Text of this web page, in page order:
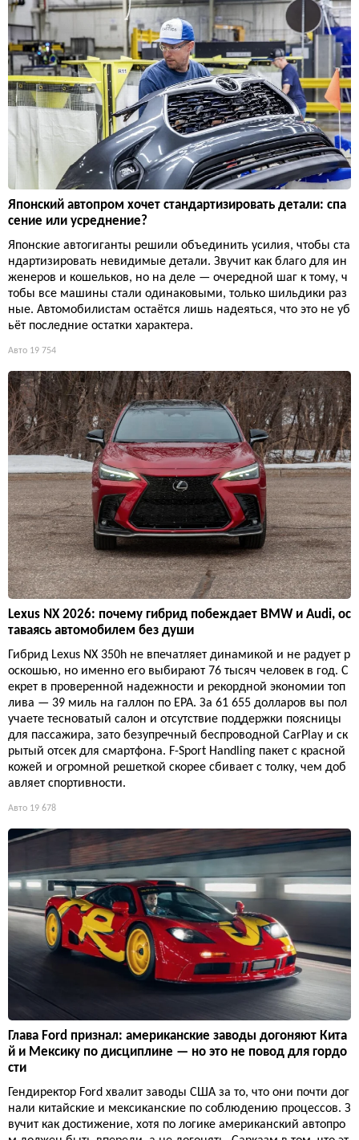
Японский автопром хочет стандартизировать детали: спа
сение или усреднение?
Японские автогиганты решили объединить усилия, чтобы ста
ндартизировать невидимые детали. Звучит как благо для ин
женеров и кошельков, но на деле — очередной шаг к тому, ч
тобы все машины стали одинаковыми, только шильдики раз
ные. Автомобилистам остаётся лишь надеяться, что это не уб
ьёт последние остатки характера.
Авто 19 754
Lexus NX 2026: почему гибрид побеждает BMW и Audi, ос
таваясь автомобилем без души
Гибрид Lexus NX 350h не впечатляет динамикой и не радует р
оскошью, но именно его выбирают 76 тысяч человек в год. С
екрет в проверенной надежности и рекордной экономии топ
лива — 39 миль на галлон по EPA. За 61 655 долларов вы пол
учаете тесноватый салон и отсутствие поддержки поясницы
для пассажира, зато безупречный беспроводной CarPlay и ск
рытый отсек для смартфона. F-Sport Handling пакет с красной
кожей и огромной решеткой скорее сбивает с толку, чем доб
авляет спортивности.
Авто 19 678
Глава Ford признал: американские заводы догоняют Кита
й и Мексику по дисциплине — но это не повод для гордо
сти
Гендиректор Ford хвалит заводы США за то, что они почти дог
нали китайские и мексиканские по соблюдению процессов. З
вучит как достижение, хотя по логике американский автопро